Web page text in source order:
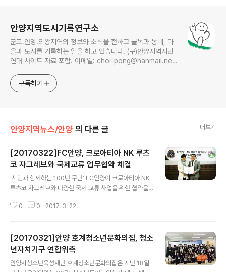
안양지역도시기록연구소
군포.안양.의왕지역의 정보와 소식을 전하고 골목과 동네, 마
을과 도시를 기록하는 일을 하고 있습니다. (구)안양지역시민
연대 사이트 자료 포함. 이메일: choi-pong@hanmail.net
구독하기
안양지역뉴스/안양 의 다른 글 더보기
[20170322]FC안양, 크로아티아 NK 루츠
코 자그레브와 국제교류 업무협약 체결
‘시민과 함께하는 100년 구단’ FC안양이 크로아티아 NK
루츠코 자그레브와 다양한 국제 교류 사업을 위한 협약을
열린 FC안양과 크로아티아 NK 루츠코 자그레브 간의 국
진행됐다. 크로아티아 2부리그 소속의 NK 루츠코 자그레
브는 지난 1931년 창단해 87년의 역사를 자랑하는 구단
이다. 크로아티아의 수도 자그레브 서부에 연고를 두고 있
으며, 現 이경원 구단주가 지난 2015년 구단주로 취임했
0 0 2017. 3. 22.
[20170321]안양 호계청소년문화의집, 청소
년자치기구 연합위촉
안양시청소년육성재단 호계청소년문화의집은 지난 18일